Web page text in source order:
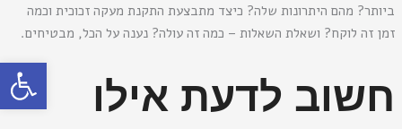
ביותר? מהם היתרונות שלה? כיצד מתבצעת התקנת מעקה זכוכית וכמה
זמן זה לוקח? ושאלת השאלות – כמה זה עולה? נענה על הכל, מבטיחים.
חשוב לדעת אילו
פתח